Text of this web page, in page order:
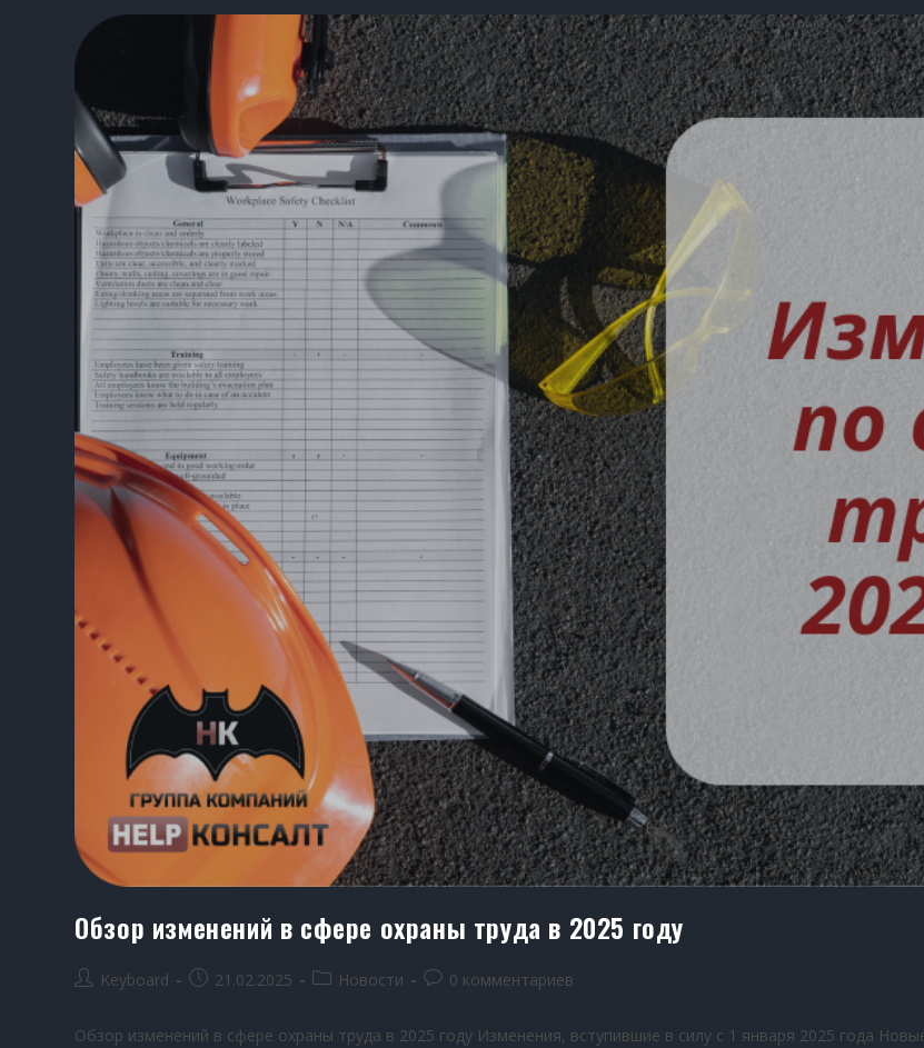
Обзор изменений в сфере охраны труда в 2025 году
Keyboard 21.02.2025 Новости 0 комментариев
Обзор изменений в сфере охраны труда в 2025 году Изменения, вступившие в силу с 1 января 2025 года